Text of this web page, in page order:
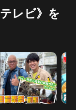
レビ》を